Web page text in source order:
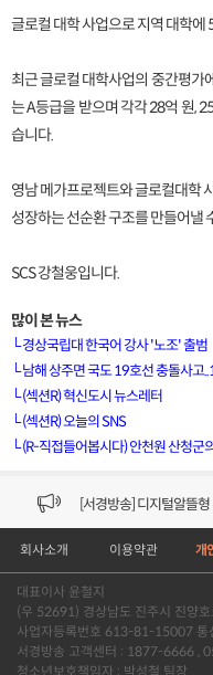
글로컬 대학 사업으로 지역 대학에
최근 글로컬 대학사업의 중간평가
는 A등급을 받으며 각각 28억 원,
습니다.
영남 메가프로젝트와 글로컬대학
성장하는 선순환 구조를 만들어낼
SCS 강철웅입니다.
많이 본 뉴스
└경상국립대 한국어 강사 '노조' 출범
└남해 상주면 국도 19호선 충돌사고
└(섹션R) 혁신도시 뉴스레터
└(섹션R) 오늘의 SNS
└(R-직접들어봅시다) 안천원 산청군
[서경방송] 일부 채널편성
[서경방송] 디지털알뜰
[공지] 개인정보처리방
[서경방송] 일부 채널편
[VOD공지] 청춘초이스 이
회사소개 이용약관 개
대표이사 윤철지
(우 52691) 경상남도 진주시 진양
사업자등록번호 613-81-15007 통
서경방송 고객센터 : 1877-6666 ,
청소년보호책임자 : 박성철 팀장